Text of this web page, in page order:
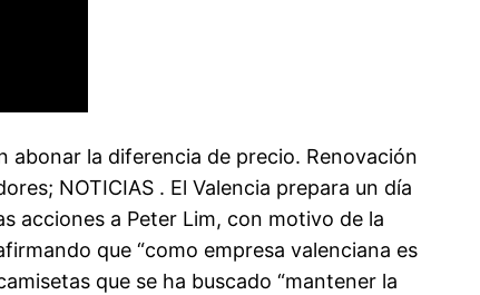
abonar la diferencia de precio. Renovación
NOTICIAS . El Valencia prepara un día
acciones a Peter Lim, con motivo de la
que “como empresa valenciana es
que se ha buscado “mantener la